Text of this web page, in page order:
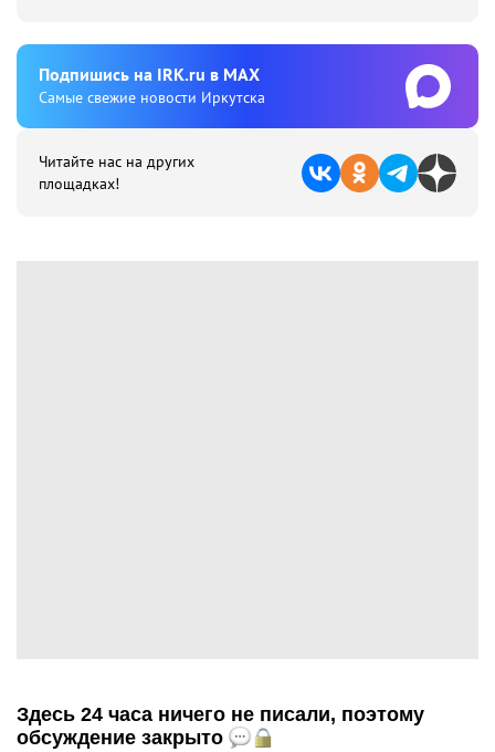
Подпишиcь на IRK.ru в MAX
Cамые свежие новости Иркутска
Читайте нас на других
площадках!
Здесь 24 часа ничего не писали, поэтому
обсуждение закрыто